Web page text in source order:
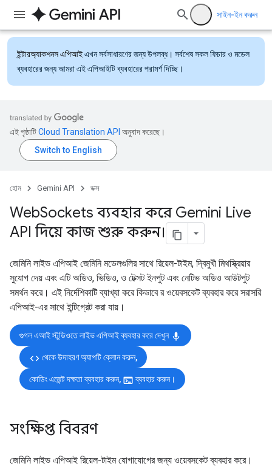
সাইন-ইন করুন
ইন্টারঅ্যাকশনস এপিআইএখন সর্বসাধারণের জন্য উপলব্ধ। সর্বশেষ সকল ফিচার ও মডেল
ব্যবহারের জন্য আমরা এই এপিআইটি ব্যবহারের পরামর্শ দিচ্ছি।
এই পৃষ্ঠাটিCloud Translation API অনুবাদ করেছে।
হোম Gemini API ডক্স
WebSockets ব্যবহার করে Gemini Live
API দিয়ে কাজ শুরু করুন।
জেমিনি লাইভ এপিআই জেমিনি মডেলগুলির সাথে রিয়েল-টাইম, দ্বিমুখী মিথস্ক্রিয়ার
সুযোগ দেয় এবং এটি অডিও, ভিডিও, ও টেক্সট ইনপুট এবং নেটিভ অডিও আউটপুট
সমর্থন করে। এই নির্দেশিকাটি ব্যাখ্যা করে কিভাবে র ওয়েবসকেট ব্যবহার করে সরাসরি
এপিআই-এর সাথে ইন্টিগ্রেট করা যায়।
গুগল এআই স্টুডিওতে লাইভ এপিআই ব্যবহার করে দেখুন mic
code থেকে উদাহরণ অ্যাপটি ক্লোন করুন,
কোডিং এজেন্ট দক্ষতা ব্যবহার করুন, terminalব্যবহার করুন।
সংক্ষিপ্ত বিবরণ
জেমিনি লাইভ এপিআই রিয়েল-টাইম যোগাযোগের জন্য ওয়েবসকেট ব্যবহার করে।